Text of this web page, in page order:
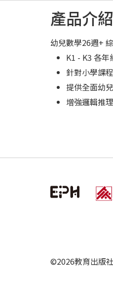
產品介紹
幼兒數學26週+
K1 - K3 各年
針對小學課
提供全面幼
增強邏輯推
©2026教育出版